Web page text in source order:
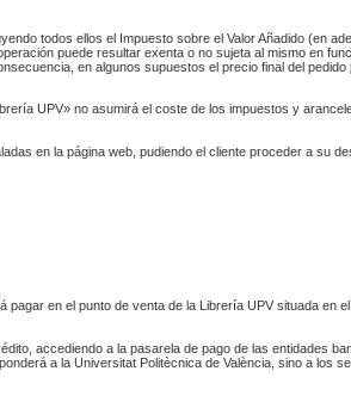
todos ellos el Impuesto sobre el Valor Añadido (en
puede resultar exenta o no sujeta al mismo en
en algunos supuestos el precio final del
UPV» no asumirá el coste de los impuestos y
en la página web, pudiendo el cliente proceder a su
en el punto de venta de la Librería UPV situada en
accediendo a la pasarela de pago de las entidades
a la Universitat Politècnica de València, sino a los